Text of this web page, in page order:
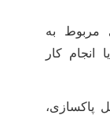
مربوط به
انجام کار
پاکسازی،